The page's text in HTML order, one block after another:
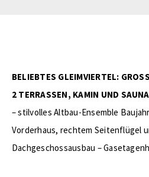
BELIEBTES GLEIMVIERTEL:
2 TERRASSEN, KAMIN UND
– stilvolles Altbau-Ensemble
Vorderhaus, rechtem Seitenflügel
Dachgeschossausbau –